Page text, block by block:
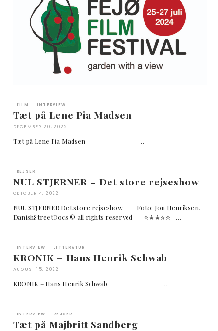
FILM INTERVIEW
Tæt på Lene Pia Madsen
DECEMBER 20, 2022
Tæt på Lene Pia Madsen …
REJSER
NUL STJERNER – Det store rejseshow
OKTOBER 4, 2022
NUL STJERNER Det store rejseshow Foto: Jon Henriksen,
DanishStreetDocs © all rights reserved ✮✮✮✮✮ …
INTERVIEW LITTERATUR
KRONIK – Hans Henrik Schwab
AUGUST 15, 2022
KRONIK – Hans Henrik Schwab …
INTERVIEW REJSER
Tæt på Majbritt Sandberg